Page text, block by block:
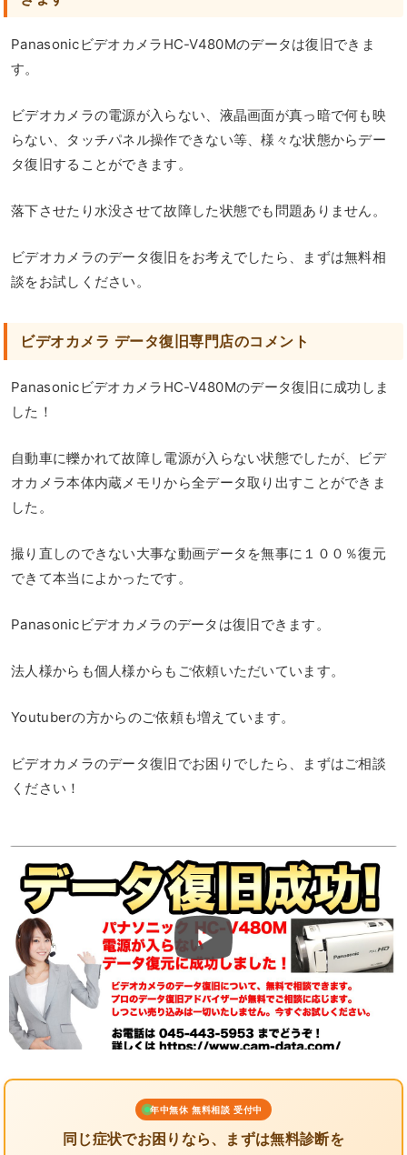
PanasonicビデオカメラHC-V480Mのデータは復旧できま
す。
ビデオカメラの電源が入らない、液晶画面が真っ暗で何も映
らない、タッチパネル操作できない等、様々な状態からデー
タ復旧することができます。
落下させたり水没させて故障した状態でも問題ありません。
ビデオカメラのデータ復旧をお考えでしたら、まずは無料相
談をお試しください。
ビデオカメラ データ復旧専門店のコメント
PanasonicビデオカメラHC-V480Mのデータ復旧に成功しま
した！
自動車に轢かれて故障し電源が入らない状態でしたが、ビデ
オカメラ本体内蔵メモリから全データ取り出すことができま
した。
撮り直しのできない大事な動画データを無事に１００％復元
できて本当によかったです。
Panasonicビデオカメラのデータは復旧できます。
法人様からも個人様からもご依頼いただいています。
Youtuberの方からのご依頼も増えています。
ビデオカメラのデータ復旧でお困りでしたら、まずはご相談
ください！
年中無休 無料相談 受付中
同じ症状でお困りなら、まずは無料診断を